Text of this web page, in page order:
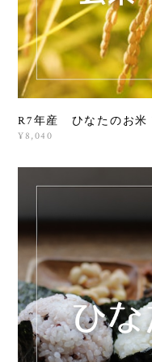
R7年産 ひなたのお米
¥8,040